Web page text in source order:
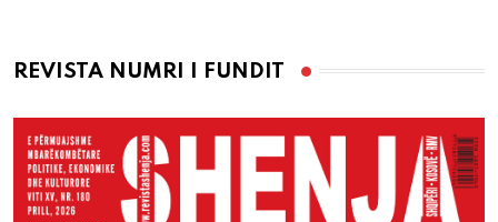
REVISTA NUMRI I FUNDIT